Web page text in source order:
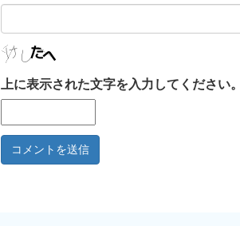
上に表示された文字を入力してください。